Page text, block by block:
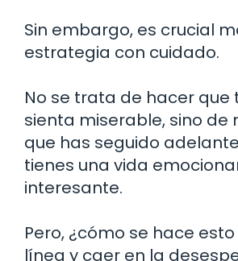
Sin embargo, es crucial
estrategia con cuidado.
No se trata de hacer que
sienta miserable, sino de
que has seguido
tienes una vida
interesante.
Pero, ¿cómo se hace
línea y caer en la